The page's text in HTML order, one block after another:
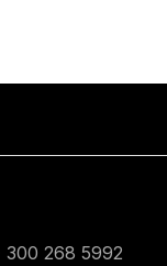
300 268 5992